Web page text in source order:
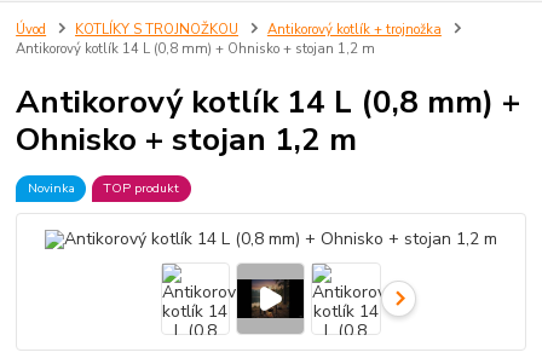
Úvod KOTLÍKY S TROJNOŽKOU
Antikorový kotlík + trojnožka
Antikorový kotlík 14 L (0,8 mm) + Ohnisko + stojan 1,2 m
Antikorový kotlík 14 L (0,8 mm) +
Ohnisko + stojan 1,2 m
Novinka TOP produkt